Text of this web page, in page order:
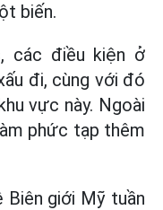
biến.
các điều kiện ở
đi, cùng với đó
vực này. Ngoài
phức tạp thêm
Biên giới Mỹ tuần